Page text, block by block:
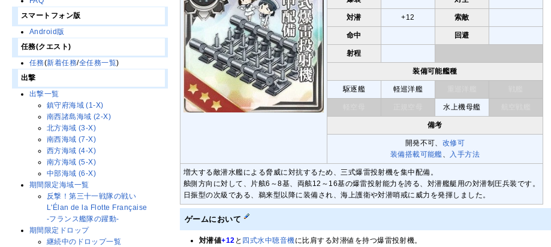
対潜 +12 索敵
命中 回避
射程
装備可能艦種
駆逐艦 軽巡洋艦
水上機母艦
備考
開発不可、 改修可
装備搭載可能艦、 入手方法
増大する敵潜水艦による脅威に対抗するため、三式爆雷投射機を集中配備。
舷側方向に対して、片舷6～8基、両舷12～16基の爆雷投射能力を誇る、対潜艦艇用の対潜制圧兵装です。
日振型の次級である、鵜来型以降に装備され、海上護衛や対潜哨戒に威力を発揮しました。
ゲームにおいて
対潜値+12 と 四式水中聴音機に比肩する対潜値を持つ爆雷投射機。
スマートフォン版
Android版
任務(クエスト)
任務(新着任務/全任務一覧)
出撃
出撃一覧
鎮守府海域 (1-X)
南西諸島海域 (2-X)
北方海域 (3-X)
南西海域 (7-X)
西方海域 (4-X)
南方海域 (5-X)
中部海域 (6-X)
期間限定海域一覧
反撃！第三十一戦隊の戦い
L'Élan de la Flotte Française
-フランス艦隊の躍動-
期間限定ドロップ
継続中のドロップ一覧